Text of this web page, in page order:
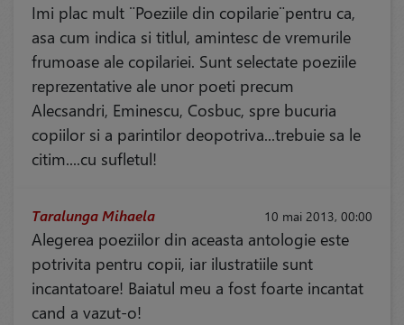
Imi plac mult ¨Poeziile din copilarie¨pentru ca,
asa cum indica si titlul, amintesc de vremurile
frumoase ale copilariei. Sunt selectate poeziile
reprezentative ale unor poeti precum
Alecsandri, Eminescu, Cosbuc, spre bucuria
copiilor si a parintilor deopotriva...trebuie sa le
citim....cu sufletul!
10 mai 2013, 00:00
Taralunga Mihaela
Alegerea poeziilor din aceasta antologie este
potrivita pentru copii, iar ilustratiile sunt
incantatoare! Baiatul meu a fost foarte incantat
cand a vazut-o!